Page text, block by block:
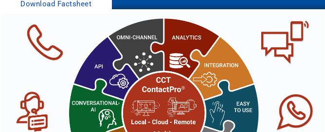
Download Factsheet